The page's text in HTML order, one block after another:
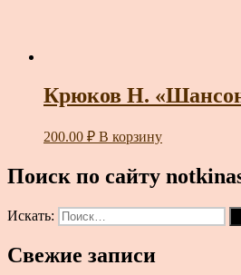
Крюков Н.
200.00 ₽ В корзину
Поиск по сайту
Искать:
Свежие записи